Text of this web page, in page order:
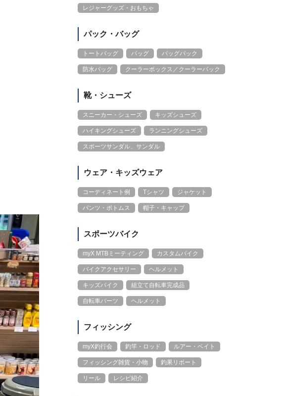
レジャーグッズ・おもちゃ
パック・バッグ
トートバッグ バッグ バッグパック
防水バッグ クーラーボックス／クーラーバック
靴・シューズ
スニーカー・シューズ キッズシューズ
ハイキングシューズ ランニングシューズ
スポーツサンダル、サンダル
ウェア・キッズウェア
コーディネート例 Tシャツ ジャケット
パンツ・ボトムス 帽子・キャップ
スポーツバイク
myX MTBミーティング カスタムバイク
バイクアクセサリー ヘルメット
キッズバイク 組立て自転車完成品
自転車パーツ ヘルメット
フィッシング
myX釣行会 釣竿・ロッド ルアー・ベイト
フィッシング雑貨・小物 釣果リポート
リール レシピ紹介